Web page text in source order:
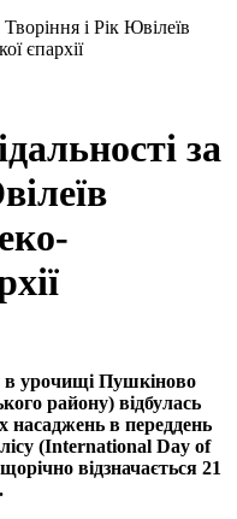
і Рік Ювілеїв
єпархії
за
в урочищі Пушкіново
району) відбулась
насаджень в переддень
(International Day of
відзначається 21